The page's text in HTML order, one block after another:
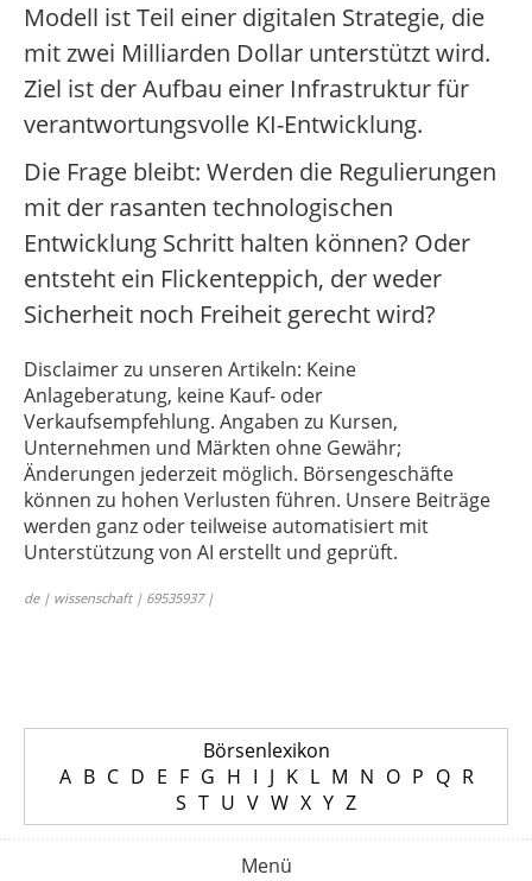
Modell ist Teil einer digitalen Strategie, die
mit zwei Milliarden Dollar unterstützt wird.
Ziel ist der Aufbau einer Infrastruktur für
verantwortungsvolle KI-Entwicklung.
Die Frage bleibt: Werden die Regulierungen
mit der rasanten technologischen
Entwicklung Schritt halten können? Oder
entsteht ein Flickenteppich, der weder
Sicherheit noch Freiheit gerecht wird?
Disclaimer zu unseren Artikeln: Keine
Anlageberatung, keine Kauf- oder
Verkaufsempfehlung. Angaben zu Kursen,
Unternehmen und Märkten ohne Gewähr;
Änderungen jederzeit möglich. Börsengeschäfte
können zu hohen Verlusten führen. Unsere Beiträge
werden ganz oder teilweise automatisiert mit
Unterstützung von AI erstellt und geprüft.
de | wissenschaft | 69535937 |
Börsenlexikon
A B C D E F G H I J K L M N O P Q R
S T U V W X Y Z
Menü